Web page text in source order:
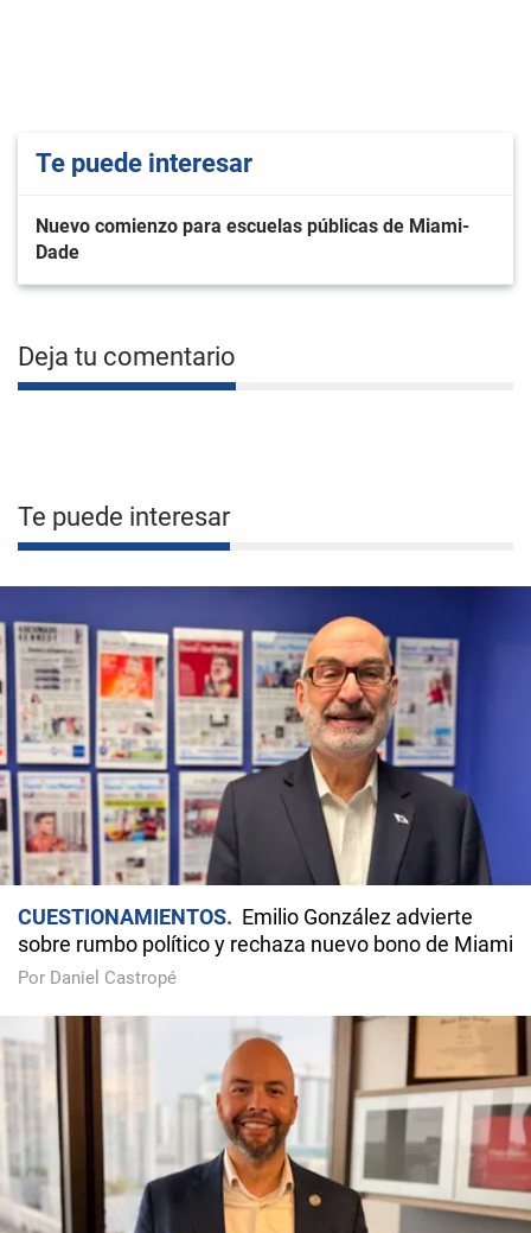
Te puede interesar
Nuevo comienzo para escuelas públicas de Miami-
Dade
Deja tu comentario
Te puede interesar
CUESTIONAMIENTOS
Emilio González advierte
sobre rumbo político y rechaza nuevo bono de Miami
Por Daniel Castropé